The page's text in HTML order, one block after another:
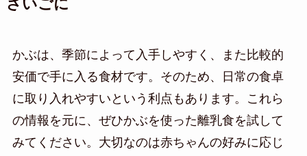
さいごに
かぶは、季節によって入手しやすく、また比較的
安価で手に入る食材です。そのため、日常の食卓
に取り入れやすいという利点もあります。これら
の情報を元に、ぜひかぶを使った離乳食を試して
みてください。大切なのは赤ちゃんの好みに応じ